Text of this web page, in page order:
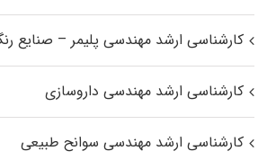
کارشناسی ارشد مهندسی پلیمر – صنایع
کارشناسی ارشد مهندسی داروسازی
کارشناسی ارشد مهندسی سوانح طبیعی